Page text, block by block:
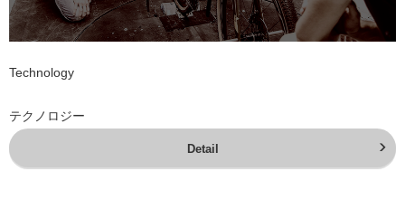
Technology
テクノロジー
Detail